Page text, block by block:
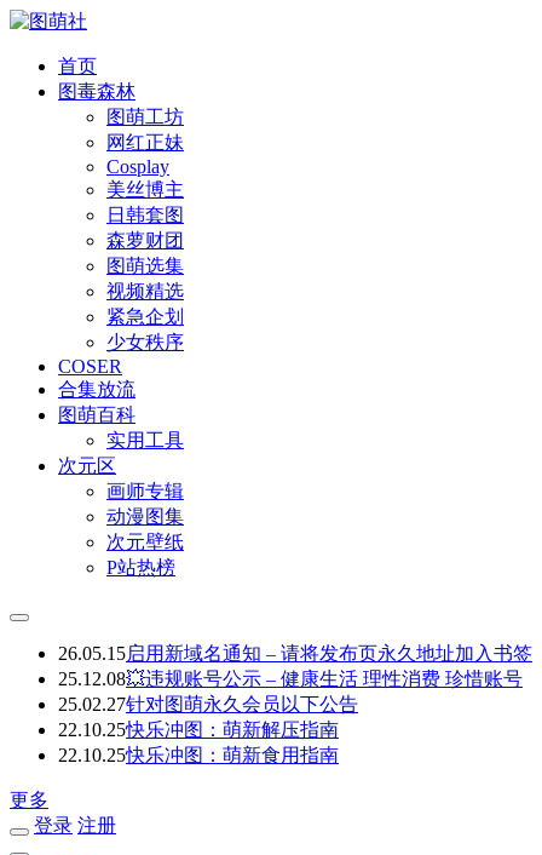
首页
图毒森林
图萌工坊
网红正妹
Cosplay
美丝博主
日韩套图
森萝财团
图萌选集
视频精选
紧急企划
少女秩序
COSER
合集放流
图萌百科
实用工具
次元区
画师专辑
动漫图集
次元壁纸
P站热榜
26.05.15启用新域名通知 – 请将发布页永久地址加入书签
25.12.08💥违规账号公示 – 健康生活 理性消费 珍惜账号
25.02.27针对图萌永久会员以下公告
22.10.25快乐冲图：萌新解压指南
22.10.25快乐冲图：萌新食用指南
更多
登录 注册